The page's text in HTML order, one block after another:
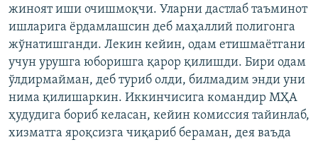
жиноят иши очишмоқчи. Уларни дастлаб таъминот
ишларига ёрдамлашсин деб маҳаллий полигонга
жўнатишганди. Лекин кейин, одам етишмаётгани
учун урушга юборишга қарор қилишди. Бири одам
ўлдирмайман, деб туриб олди, билмадим энди уни
нима қилишаркин. Иккинчисига командир МҲА
ҳудудига бориб келасан, кейин комиссия тайинлаб,
хизматга яроқсизга чиқариб бераман, дея ваъда